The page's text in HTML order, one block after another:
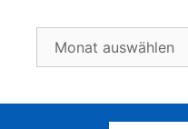
Archiv/vorher.